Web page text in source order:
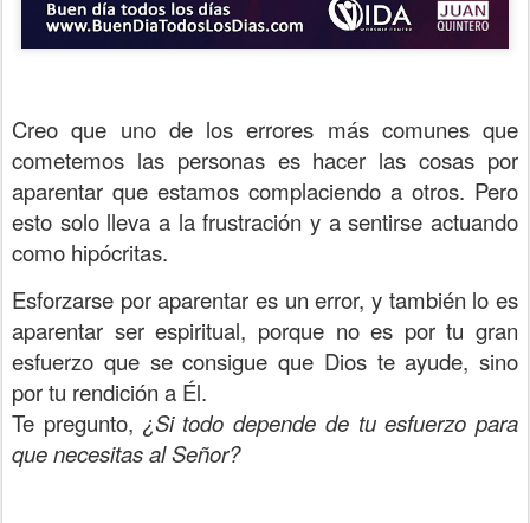
Creo que uno de los errores más comunes que
cometemos las personas es hacer las cosas por
aparentar que estamos complaciendo a otros. Pero
esto solo lleva a la frustración y a sentirse actuando
como hipócritas.
Esforzarse por aparentar es un error, y también lo es
aparentar ser espiritual, porque no es por tu gran
esfuerzo que se consigue que Dios te ayude, sino
por tu rendición a Él.
Te pregunto, ¿Si todo depende de tu esfuerzo para
que necesitas al Señor?